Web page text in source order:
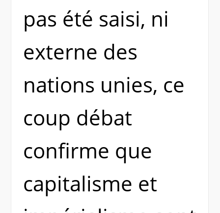
pas été saisi, ni
externe des
nations unies, ce
coup débat
confirme que
capitalisme et